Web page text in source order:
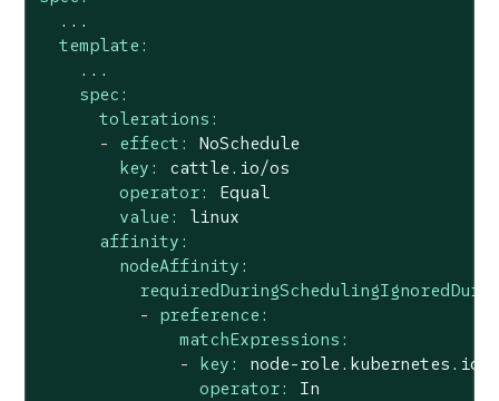
...
template:
...
spec:
tolerations:
-
effect:
NoSchedule
key:
cattle.io/os
operator:
Equal
value:
linux
affinity:
nodeAffinity:
-
preference:
matchExpressions:
-
key:
node-role.kubernetes.io/
operator:
In